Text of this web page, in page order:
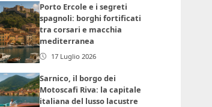
Porto Ercole e i segreti
spagnoli: borghi fortificati
tra corsari e macchia
mediterranea
17 Luglio 2026
Sarnico, il borgo dei
Motoscafi Riva: la capitale
italiana del lusso lacustre